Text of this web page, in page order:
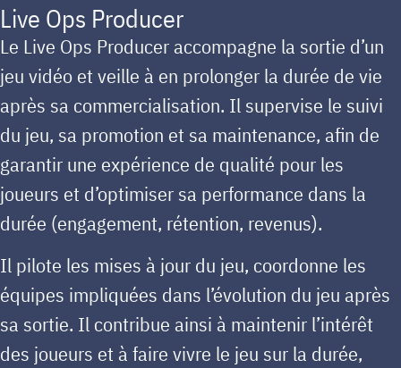
Live Ops Producer
Le Live Ops Producer accompagne la sortie d’un
jeu vidéo et veille à en prolonger la durée de vie
après sa commercialisation. Il supervise le suivi
du jeu, sa promotion et sa maintenance, afin de
garantir une expérience de qualité pour les
joueurs et d’optimiser sa performance dans la
durée (engagement, rétention, revenus).
Il pilote les mises à jour du jeu, coordonne les
équipes impliquées dans l’évolution du jeu après
sa sortie. Il contribue ainsi à maintenir l’intérêt
des joueurs et à faire vivre le jeu sur la durée,